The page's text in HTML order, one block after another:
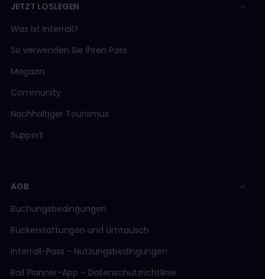
JETZT LOSLEGEN
Was ist Interrail?
So verwenden Sie Ihren Pass
Magazin
Community
Nachhaltiger Tourismus
Support
AGB
Buchungsbedingungen
Rückerstattungen und Umtausch
Interrail-Pass - Nutzungsbedingungen
Rail Planner-App – Datenschutzrichtlinie